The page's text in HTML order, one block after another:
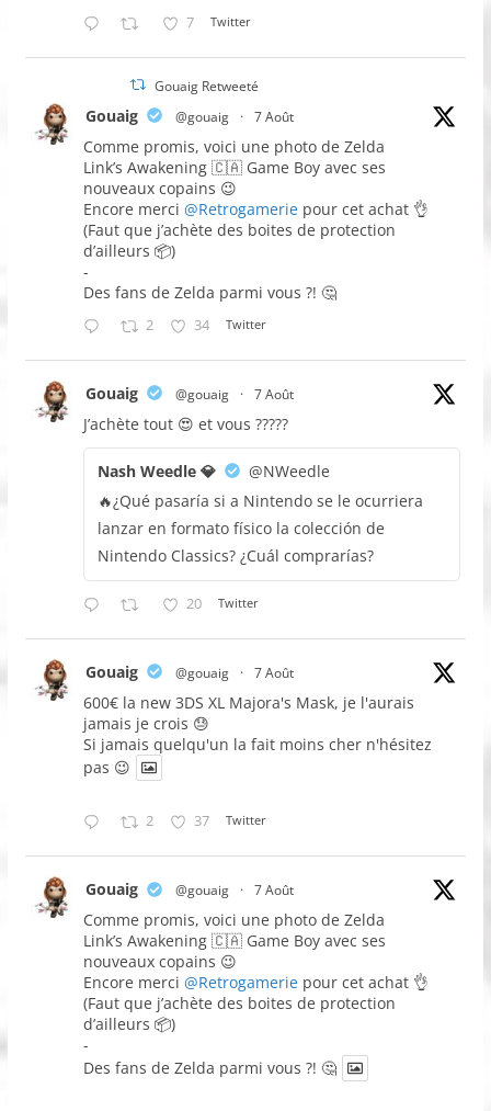
7 Twitter
Gouaig Retweeté
Gouaig @gouaig · 7 Août
Comme promis, voici une photo de Zelda
Link’s Awakening 🇨🇦 Game Boy avec ses
nouveaux copains 😉
Encore merci @Retrogameriepour cet achat 👌
(Faut que j’achète des boites de protection
d’ailleurs 📦)
-
Des fans de Zelda parmi vous ?! 🤔
2 34 Twitter
Gouaig @gouaig · 7 Août
J’achète tout 😍 et vous ?????
Nash Weedle 💎
@NWeedle
🔥¿Qué pasaría si a Nintendo se le ocurriera
lanzar en formato físico la colección de
Nintendo Classics? ¿Cuál comprarías?
20 Twitter
Gouaig @gouaig · 7 Août
600€ la new 3DS XL Majora's Mask, je l'aurais
jamais je crois 😓
Si jamais quelqu'un la fait moins cher n'hésitez
pas 😉
2 37 Twitter
Gouaig @gouaig · 7 Août
Comme promis, voici une photo de Zelda
Link’s Awakening 🇨🇦 Game Boy avec ses
nouveaux copains 😉
Encore merci @Retrogameriepour cet achat 👌
(Faut que j’achète des boites de protection
d’ailleurs 📦)
-
Des fans de Zelda parmi vous ?! 🤔